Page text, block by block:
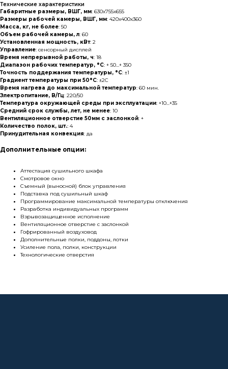
Технические характеристики
Габаритные размеры, ВШГ, мм: 630х755х655
Размеры рабочей камеры, ВШГ, мм: 420х400х360
Масса, кг, не более: 50
Объем рабочей камеры, л: 60
Установленная мощность, кВт: 2
Управление: сенсорный дисплей
Время непрерывной работы, ч: 18
Диапазон рабочих температур, °С: + 50...+ 350
Точность поддержания температуры, °С: ±1
Градиент температуры при 50°С: ±2С
Время нагрева до максимальной температур: 60 мин.
Электропитание, В/Гц: 220/50
Температура окружающей среды при эксплуатации: +10...+35
Средний срок службы, лет, не менее: 10
Вентиляционное отверстие 50мм с заслонкой: +
Количество полок, шт.: 4
Принудительная конвекция: да
Дополнительные опции:
Аттестация сушильного шкафа
Смотровое окно
Съемный (выносной) блок управления
Подставка под сушильный шкаф
Программирование максимальной температуры отключения
Разработка индивидуальных программ
Взрывозащищенное исполнение
Вентиляционное отверстие с заслонкой
Гофрированный воздуховод
Дополнительные полки, поддоны, лотки
Усиление пола, полки, конструкции
Технологические отверстия
Каталог
Доставка и оплата
Лабораторное оборудование
Склады-контейнеры
Шкафы для ЛВЖ
Измерительные приборы
Информация